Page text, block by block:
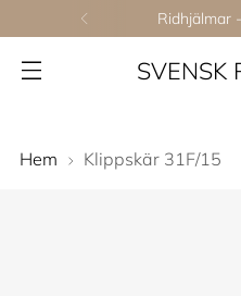
Ridhjälmar
SVENSK
Hem Klippskär 31F/15